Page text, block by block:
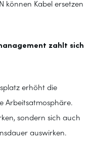
können Kabel ersetzen
zahlt sich
erhöht die
Arbeitsatmosphäre.
sondern sich auch
auswirken.